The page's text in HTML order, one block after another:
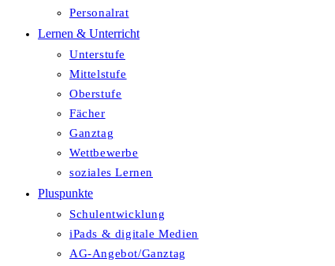
Personalrat
Lernen & Unterricht
Unterstufe
Mittelstufe
Oberstufe
Fächer
Ganztag
Wettbewerbe
soziales Lernen
Pluspunkte
Schulentwicklung
iPads & digitale Medien
AG-Angebot/Ganztag